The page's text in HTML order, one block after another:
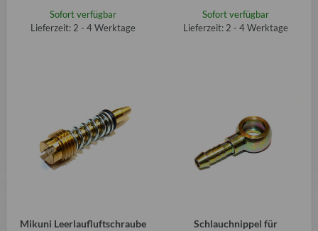
Sofort verfügbar
Lieferzeit: 2 - 4 Werktage
Sofort verfügbar
Lieferzeit: 2 - 4 Werktage
Mikuni Leerlaufluftschraube
Schlauchnippel für